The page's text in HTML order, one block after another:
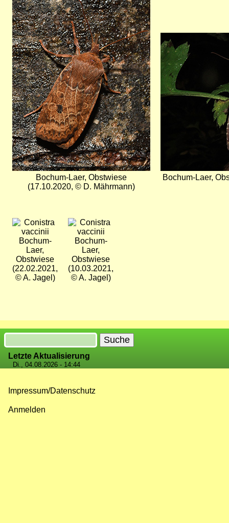
Bochum-Laer, Obstwiese
(17.10.2020, © D. Mährmann)
Bild
Bochum-Laer,
Bild
Bochum-
Laer,
Obstwiese
(22.02.2021,
© A. Jagel)
Bild
Bochum-
Laer,
Obstwiese
(10.03.2021,
© A. Jagel)
Suche
Letzte Aktualisierung
Di., 04.08.2026 - 14:44
Impressum/Datenschutz
Anmelden